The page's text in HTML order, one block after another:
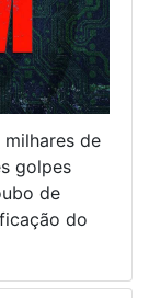
de
golpes
de
do